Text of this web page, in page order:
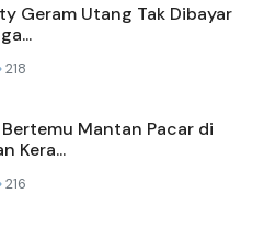
Geram Utang Tak Dibayar
218
Mantan Pacar di
Kera...
216